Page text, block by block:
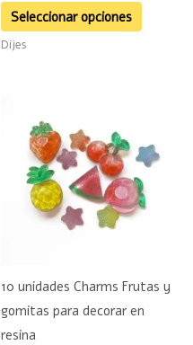
Seleccionar opciones
página
Dijes
10 unidades Charms Frutas y
gomitas para decorar en
resina